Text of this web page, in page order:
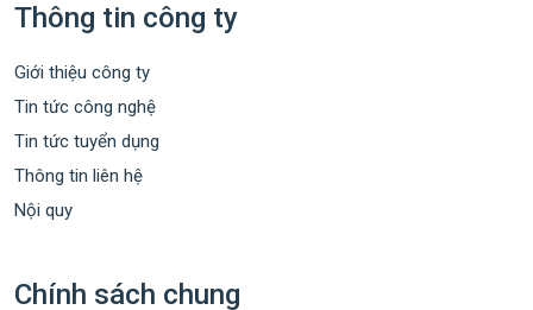
Thông tin công ty
Giới thiệu công ty
Tin tức công nghệ
Tin tức tuyển dụng
Thông tin liên hệ
Nội quy
Chính sách chung